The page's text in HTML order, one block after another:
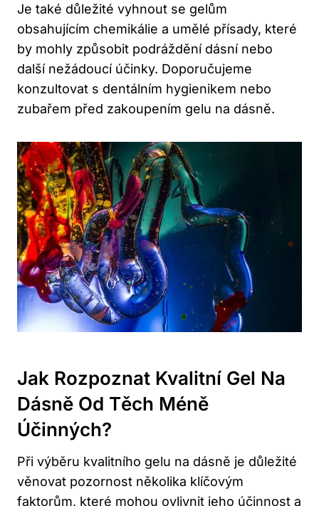
Je také důležité vyhnout se gelům
obsahujícím chemikálie a umělé přísady, které
by mohly způsobit podráždění dásní nebo
další nežádoucí účinky. Doporučujeme
konzultovat s dentálním hygienikem nebo
zubařem před zakoupením gelu na dásně.
Jak Rozpoznat Kvalitní Gel Na
Dásně Od Těch Méně
Účinných?
Při výběru kvalitního gelu na dásně je důležité
věnovat pozornost několika klíčovým
faktorům, které mohou ovlivnit jeho účinnost a